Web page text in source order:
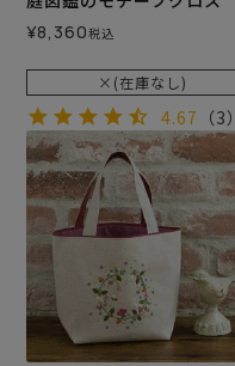
¥8,360税込
×(在庫なし)
4.67 （3）